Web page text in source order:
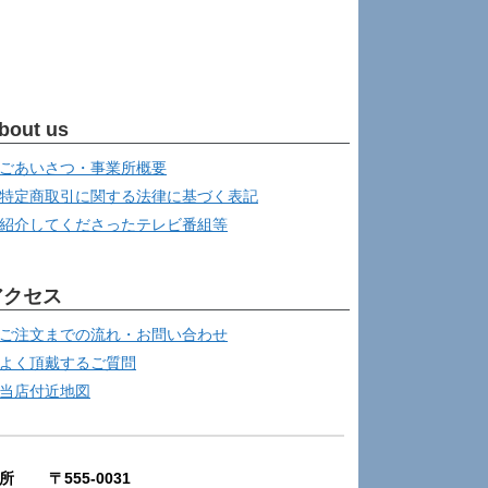
us
ごあいさつ・事業所概要
特定商取引に関する法律に基づく表記
紹介してくださったテレビ番組等
セス
ご注文までの流れ・お問い合わせ
よく頂戴するご質問
当店付近地図
所 〒555-0031